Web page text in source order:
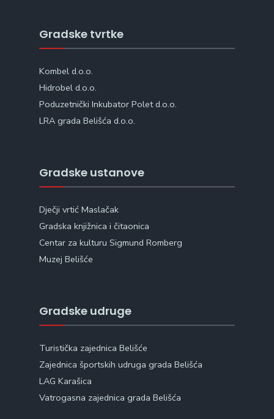
Gradske tvrtke
Kombel d.o.o.
Hidrobel d.o.o.
Poduzetnički Inkubator Polet d.o.o.
LRA grada Belišća d.o.o.
Gradske ustanove
Dječji vrtić Maslačak
Gradska knjižnica i čitaonica
Centar za kulturu Sigmund Romberg
Muzej Belišće
Gradske udruge
Turistička zajednica Belišće
Zajednica športskih udruga grada Belišća
LAG Karašica
Vatrogasna zajednica grada Belišća